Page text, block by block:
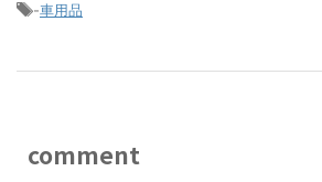
-車用品
comment